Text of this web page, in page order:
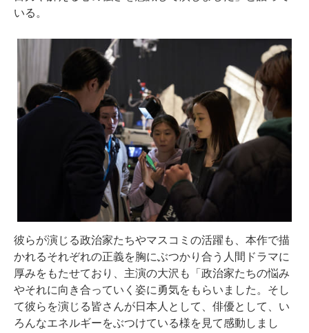
いる。
彼らが演じる政治家たちやマスコミの活躍も、本作で描
かれるそれぞれの正義を胸にぶつかり合う人間ドラマに
厚みをもたせており、主演の大沢も「政治家たちの悩み
やそれに向き合っていく姿に勇気をもらいました。そし
て彼らを演じる皆さんが日本人として、俳優として、い
ろんなエネルギーをぶつけている様を見て感動しまし